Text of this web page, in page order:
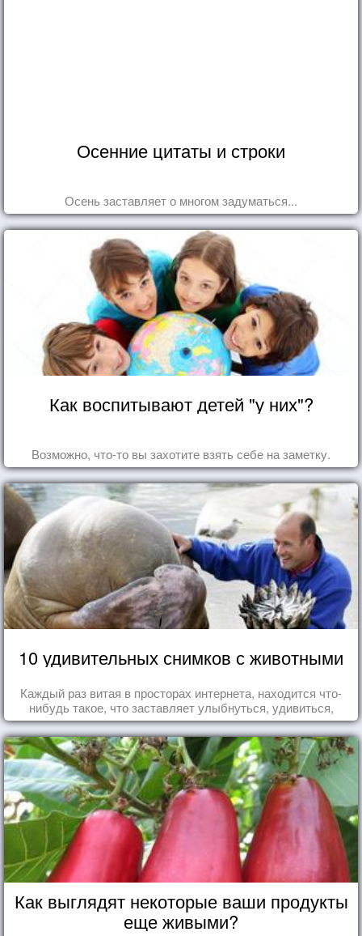
Осенние цитаты и строки
Осень заставляет о многом задуматься...
Как воспитывают детей "у них"?
Возможно, что-то вы захотите взять себе на заметку.
10 удивительных снимков с животными
Каждый раз витая в просторах интернета, находится что-
нибудь такое, что заставляет улыбнуться, удивиться,
восхититься...
Как выглядят некоторые ваши продукты
еще живыми?